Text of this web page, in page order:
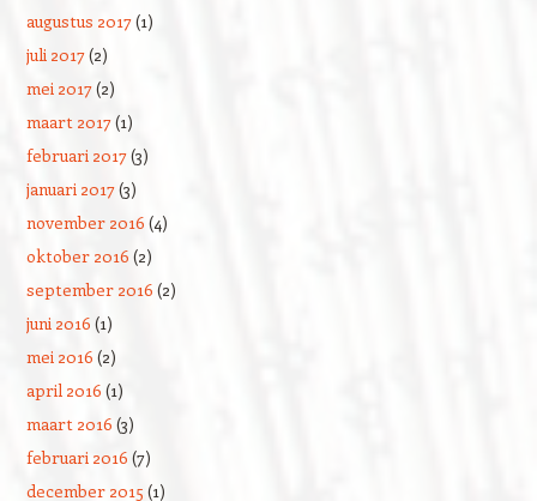
augustus 2017(1)
juli 2017(2)
mei 2017(2)
maart 2017(1)
februari 2017(3)
januari 2017(3)
november 2016 (4)
oktober 2016 (2)
september 2016 (2)
juni 2016 (1)
mei 2016 (2)
april 2016 (1)
maart 2016 (3)
februari 2016 (7)
december 2015 (1)